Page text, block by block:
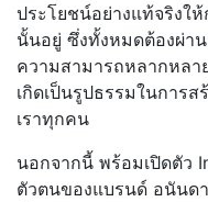
ประโยชน์อย่างแท้จริงใ
นั้นอยู่ ซึ่งทั้งหมดต้องผ่า
ความสามารถหลากหลา
เกิดเป็นรูปธรรมในการ
เราทุกคน
นอกจากนี้ พร้อมเปิดตัว
ตัวตนของแบรนด์ อนันด